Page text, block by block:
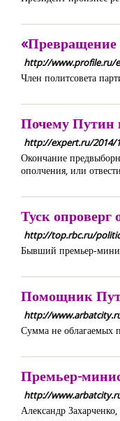
«Превращение
http://www.profile.ru/
Член политсовета
Почему Путин
http://expert.ru/2014/
Окончание
ополчения, или
Туск
http://top.rbc.ru/
Бывший премьер-
Помощник
http://
Сумма не облагаемых
Премьер-
http://
Александр